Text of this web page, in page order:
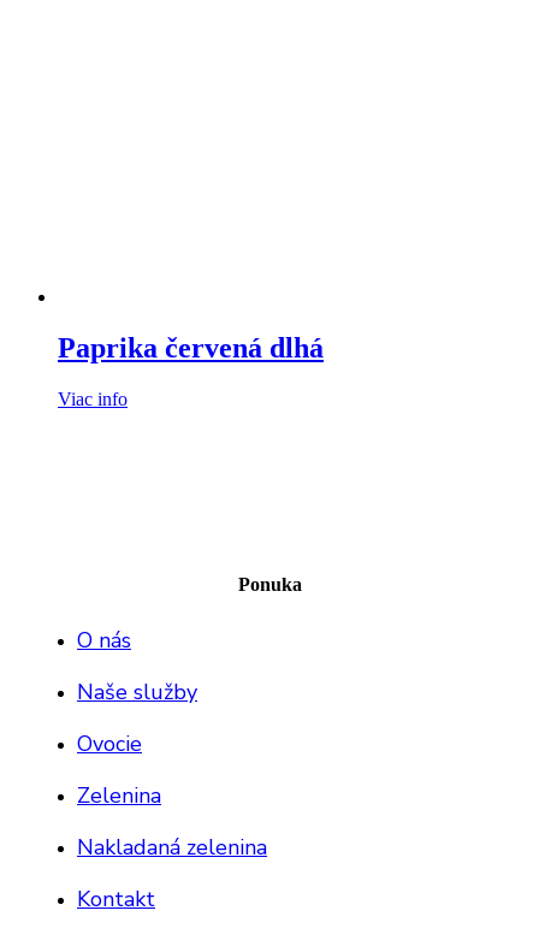
Paprika červená dlhá
Viac info
Ponuka
O nás
Naše služby
Ovocie
Zelenina
Nakladaná zelenina
Kontakt